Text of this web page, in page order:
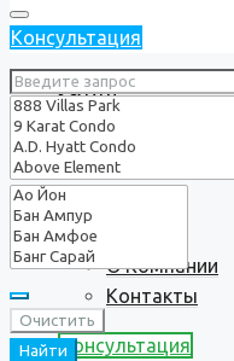
Услуги
О нас
О Компании
Контакты
Консультация
Консультация
Очистить
Найти